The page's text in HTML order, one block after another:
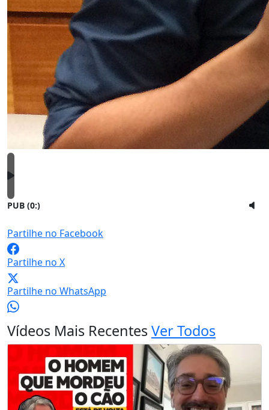
PUB (0:)
Partilhe no Facebook
Partilhe no X
Partilhe no WhatsApp
Vídeos Mais RecentesVer Todos